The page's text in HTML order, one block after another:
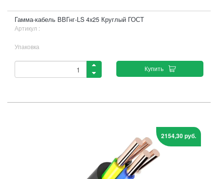
Гамма-кабель ВВГнг-LS 4x25 Круглый ГОСТ
Артикул :
Упаковка
Купить
2154,30 руб.